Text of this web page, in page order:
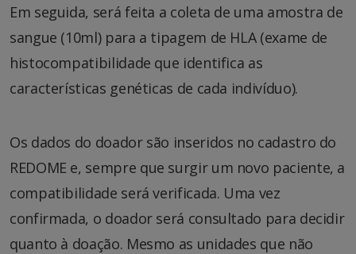
Em seguida, será feita a coleta de uma amostra de
sangue (10ml) para a tipagem de HLA (exame de
histocompatibilidade que identifica as
características genéticas de cada indivíduo).
Os dados do doador são inseridos no cadastro do
REDOME e, sempre que surgir um novo paciente, a
compatibilidade será verificada. Uma vez
confirmada, o doador será consultado para decidir
quanto à doação. Mesmo as unidades que não